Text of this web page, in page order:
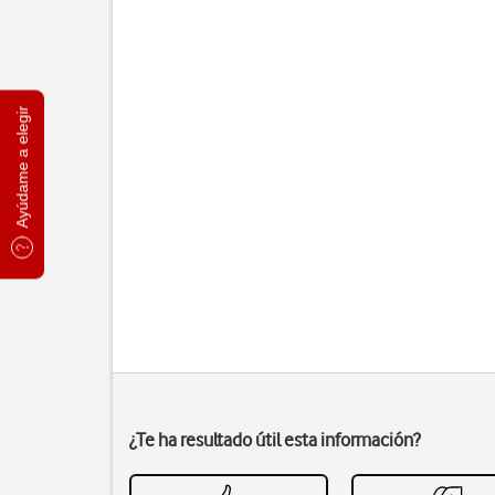
Ayúdame a elegir
¿Te ha resultado útil esta información?